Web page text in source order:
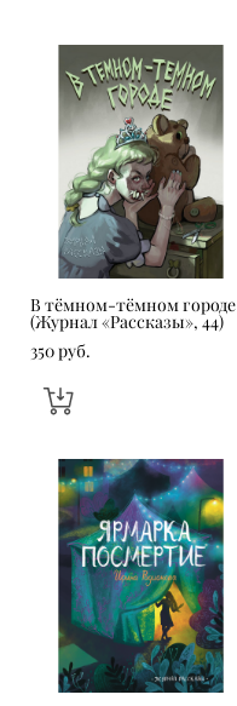
В тёмном-тёмном городе
(Журнал «Рассказы», 44)
350 pуб.